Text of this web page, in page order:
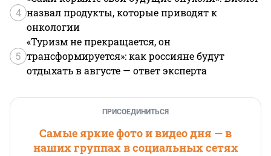
4 назвал продукты, которые приводят к
онкологии
5
«Туризм не прекращается, он
трансформируется»: как россияне будут
отдыхать в августе — ответ эксперта
ПРИСОЕДИНИТЬСЯ
Самые яркие фото и видео дня — в
наших группах в социальных сетях